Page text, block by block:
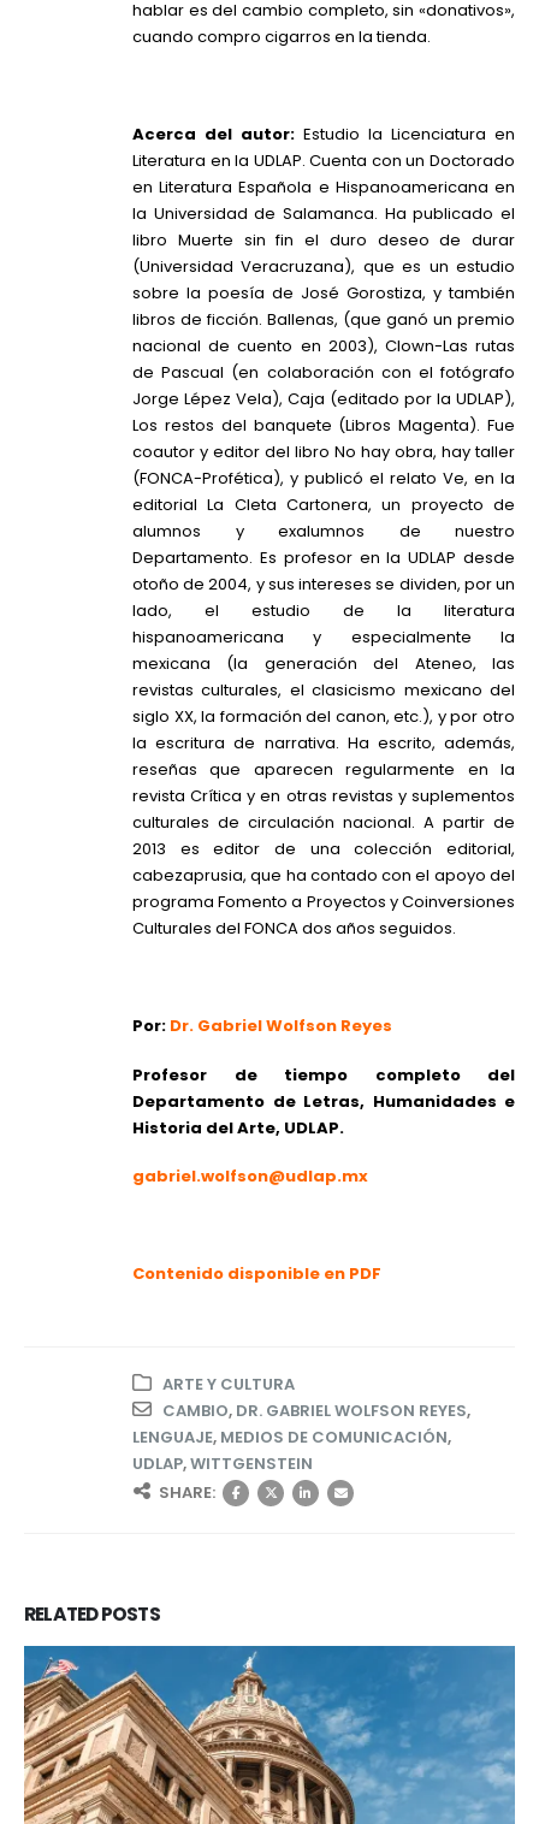
hablar es del cambio completo, sin «donativos»,
cuando compro cigarros en la tienda.
Acerca del autor: Estudio la Licenciatura en
Literatura en la UDLAP. Cuenta con un Doctorado
en Literatura Española e Hispanoamericana en
la Universidad de Salamanca. Ha publicado el
libro Muerte sin fin el duro deseo de durar
(Universidad Veracruzana), que es un estudio
sobre la poesía de José Gorostiza, y también
libros de ficción. Ballenas, (que ganó un premio
nacional de cuento en 2003), Clown-Las rutas
de Pascual (en colaboración con el fotógrafo
Jorge Lépez Vela), Caja (editado por la UDLAP),
Los restos del banquete (Libros Magenta). Fue
coautor y editor del libro No hay obra, hay taller
(FONCA-Profética), y publicó el relato Ve, en la
editorial La Cleta Cartonera, un proyecto de
alumnos y exalumnos de nuestro
Departamento. Es profesor en la UDLAP desde
otoño de 2004, y sus intereses se dividen, por un
lado, el estudio de la literatura
hispanoamericana y especialmente la
mexicana (la generación del Ateneo, las
revistas culturales, el clasicismo mexicano del
siglo XX, la formación del canon, etc.), y por otro
la escritura de narrativa. Ha escrito, además,
reseñas que aparecen regularmente en la
revista Crítica y en otras revistas y suplementos
culturales de circulación nacional. A partir de
2013 es editor de una colección editorial,
cabezaprusia, que ha contado con el apoyo del
programa Fomento a Proyectos y Coinversiones
Culturales del FONCA dos años seguidos.
Por: Dr. Gabriel Wolfson Reyes
Profesor de tiempo completo del
Departamento de Letras, Humanidades e
Historia del Arte, UDLAP.
gabriel.wolfson@udlap.mx
Contenido disponible en PDF
ARTE Y CULTURA
CAMBIO, DR. GABRIEL WOLFSON REYES,
LENGUAJE, MEDIOS DE COMUNICACIÓN,
UDLAP,WITTGENSTEIN
SHARE:
RELATEDPOSTS